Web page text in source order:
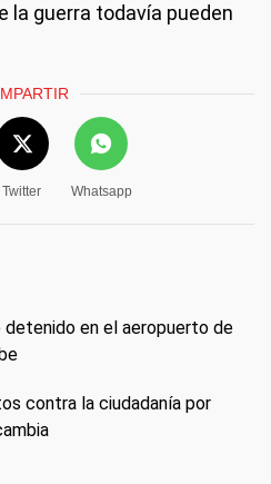
la guerra todavía pueden
Twitter Whatsapp
en el aeropuerto de
contra la ciudadanía por